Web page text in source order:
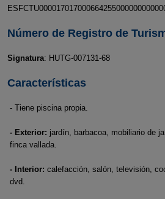
Número de Registro de
Signatura: HUTG-007131-68
Características
- Tiene piscina propia.
- Exterior: jardín, barbacoa, mobiliario de
finca vallada.
- Interior: calefacción, salón, televisión,
dvd.